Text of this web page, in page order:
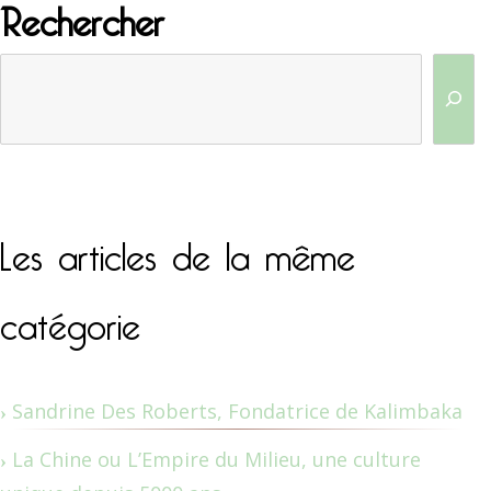
Les articles de la même
catégorie
Sandrine Des Roberts, Fondatrice de Kalimbaka
La Chine ou L’Empire du Milieu, une culture